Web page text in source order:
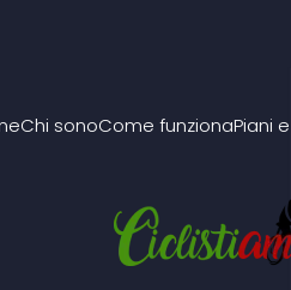
Chi sonoCome funzionaPiani